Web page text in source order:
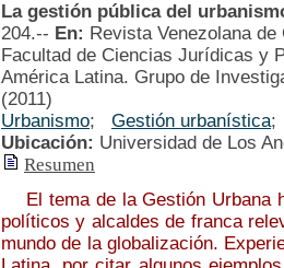
La gestión pública del
204.-- En: Revista Venezolana
Facultad de Ciencias Jurídicas y
América Latina. Grupo de
(2011)
Urbanismo; Gestión urbanística
Ubicación: Universidad de Los
Resumen
El tema de la Gestión Urbana
políticos y alcaldes de franca
mundo de la globalización.